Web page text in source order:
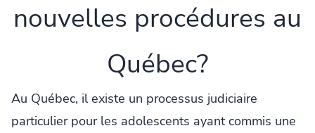
nouvelles procédures au
Québec?
Au Québec, il existe un processus judiciaire
particulier pour les adolescents ayant commis une